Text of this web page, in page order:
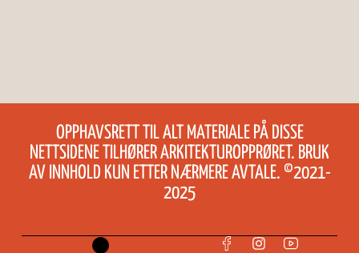
OPPHAVSRETT TIL ALT MATERIALE PÅ DISSE
NETTSIDENE TILHØRER ARKITEKTUROPPRØRET. BRUK
AV INNHOLD KUN ETTER NÆRMERE AVTALE. ©2021-
2025